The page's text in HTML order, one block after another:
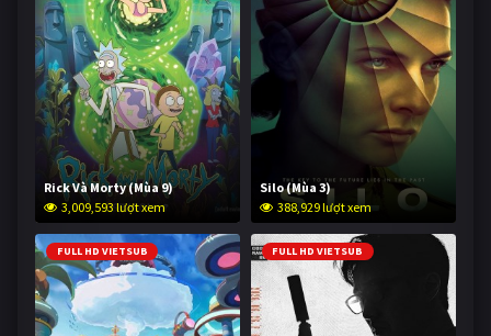
Rick Và Morty (Mùa 9)
3,009,593 lượt xem
Silo (Mùa 3)
388,929 lượt xem
FULL HD VIETSUB FULL HD VIETSUB